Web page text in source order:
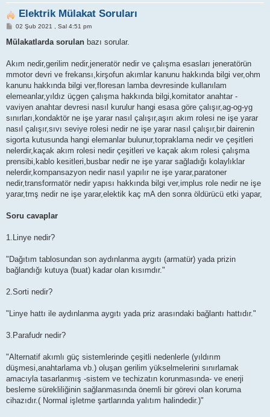
Elektrik Mülakat Soruları
M
s
02 Şub 2021 , Sal 4:51 pm
Mülakatlarda sorulan bazı sorular.
Akım nedir,gerilim nedir,jeneratör nedir ve çalışma esasları jeneratörün
mmotor devri ve frekansı,kirşofun akımlar kanunu hakkında bilgi ver,ohm
kanunu hakkında bilgi ver,floresan lamba devresinde kullanılam
elemeanlar,yıldız üçgen çalışma hakkında bilgi,komitator anahtar -
vaviyen anahtar devresi nasıl kurulur hangi esasa göre çalışır,ag-og-yg
sınırları,kondaktör ne işe yarar nasıl çalışır,aşırı akım rolesi ne işe yarar
nasıl çalışır,sıvı seviye rolesi nedir ne işe yarar nasıl çalışır,bir dairenin
sigorta kutusunda hangi elemanlar bulunur,topraklama nedir ve çeşitleri
nelerdir,kaçak akım rolesi nedir çeşitleri ve kaçak akım rolesi çalışma
prensibi,kablo kesitleri,busbar nedir ne işe yarar sağladığı kolaylıklar
nelerdir,kompansazyon nedir nasıl yapılır ne işe yarar,paratoner
nedir,transformatör nedir yapısı hakkında bilgi ver,implus role nedir ne işe
yarar,tmş nedir ne işe yarar,elektik kaç mA den sonra öldürücü etki yapar,
Soru cavaplar
1.Linye nedir?
"Dağıtım tablosundan son aydınlanma aygıtı (armatür) yada prizin
bağlandığı kutuya (buat) kadar olan kısımdır."
2.Sorti nedir?
"Linye hattı ile aydınlanma aygıtı yada priz arasındaki bağlantı hattıdır."
3.Parafudr nedir?
"Alternatif akımlı güç sistemlerinde çeşitli nedenlerle (yıldırım
düşmesi,anahtarlama vb.) oluşan gerilim yükselmelerini sınırlamak
amacıyla tasarlanmış -sistem ve techizatın korunmasında- ve enerji
besleme sürekliliğinin sağlanmasında önemli bir görevi olan koruma
cihazıdır.( Normal işletme şartlarında yalıtım halindedir.)"